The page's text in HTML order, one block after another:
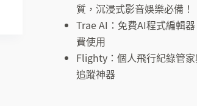
質，沉浸式影音娛樂必備！
Trae AI：免費AI程式編輯
費使用
Flighty：個人飛行紀錄管
追蹤神器